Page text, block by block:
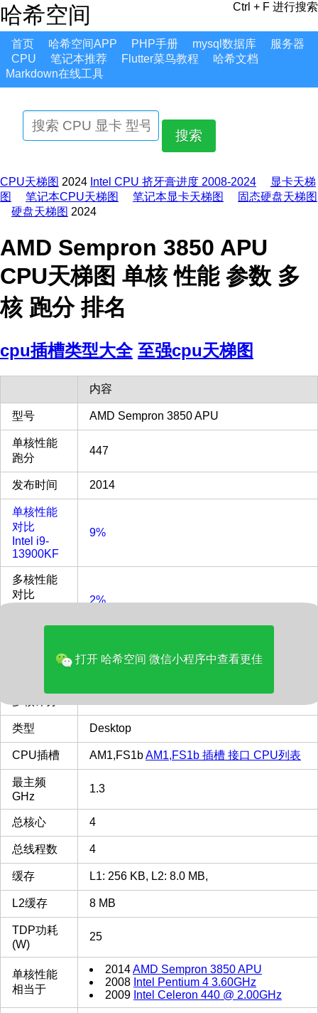
哈希空间 Ctrl + F 进行搜索
首页 哈希空间APP PHP手册 mysql数据库
服务器
CPU
笔记本推荐 Flutter菜鸟教程
哈希文档
Markdown在线工具
搜索
CPU天梯图 2024 Intel CPU 挤牙膏进度 2008-2024
显卡天梯
图
笔记本CPU天梯图 笔记本显卡天梯图
固态硬盘天梯图
硬盘天梯图 2024
AMD Sempron 3850 APU
CPU天梯图 单核 性能 参数 多
核 跑分 排名
cpu插槽类型大全 至强cpu天梯图
内容
型号 AMD Sempron 3850 APU
单核性能
跑分
447
发布时间 2014
单核性能
对比
Intel i9-
13900KF
9%
多核性能
对比
2%
类型 Desktop
CPU插槽 AM1,FS1bAM1,FS1b 插槽 接口 CPU列表
最主频
GHz
1.3
总核心 4
总线程数 4
缓存 L1: 256 KB, L2: 8.0 MB,
L2缓存 8 MB
TDP功耗
(W)
25
单核性能
相当于
2014AMD Sempron 3850 APU
2008 Intel Pentium 4 3.60GHz
2009 Intel Celeron 440 @ 2.00GHz
打开 哈希空间 微信小程序中查看更佳